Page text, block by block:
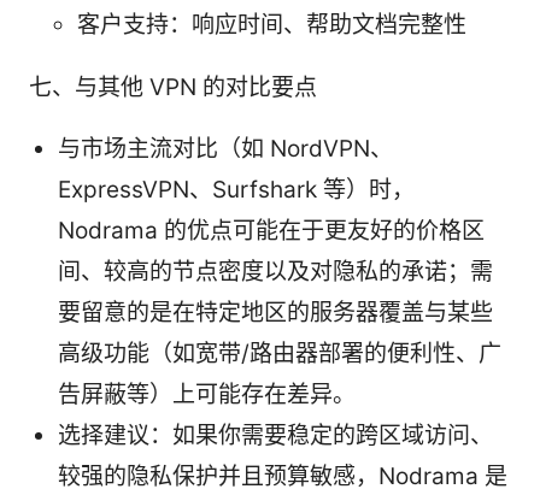
客户支持：响应时间、帮助文档完整性
七、与其他 VPN 的对比要点
与市场主流对比（如 NordVPN、
ExpressVPN、Surfshark 等）时，
Nodrama 的优点可能在于更友好的价格区
间、较高的节点密度以及对隐私的承诺；需
要留意的是在特定地区的服务器覆盖与某些
高级功能（如宽带/路由器部署的便利性、广
告屏蔽等）上可能存在差异。
选择建议：如果你需要稳定的跨区域访问、
较强的隐私保护并且预算敏感，Nodrama 是